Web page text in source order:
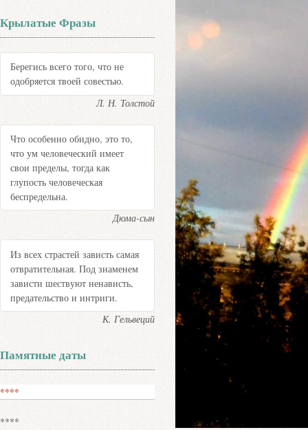
Крылатые Фразы
Берегись всего того, что не
одобряется твоей совестью.
Л. Н. Толстой
Что особенно обидно, это то,
что ум человеческий имеет
свои пределы, тогда как
глупость человеческая
беспредельна.
Дюма-сын
Из всех страстей зависть самая
отвратительная. Под знаменем
зависти шествуют ненависть,
предательство и интриги.
К. Гельвеций
Памятные даты
****
****